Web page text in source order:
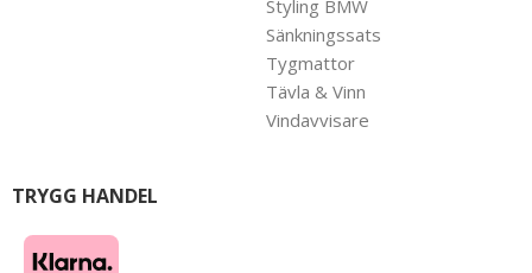
Styling BMW
Sänkningssats
Tygmattor
Tävla & Vinn
Vindavvisare
TRYGG HANDEL